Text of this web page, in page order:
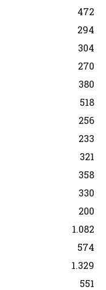
472
294
304
270
380
518
256
233
321
358
330
200
1.082
574
1.329
551